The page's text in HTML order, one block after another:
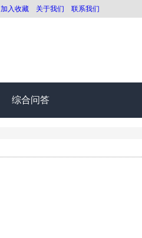
加入收藏 关于我们 联系我们
综合问答